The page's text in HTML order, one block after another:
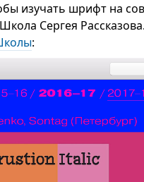
изучать шрифт на
Сергея
: